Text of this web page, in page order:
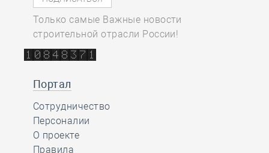
Только самые Важные новости
строительной отрасли России!
Портал
Сотрудничество
Персоналии
О проекте
Правила